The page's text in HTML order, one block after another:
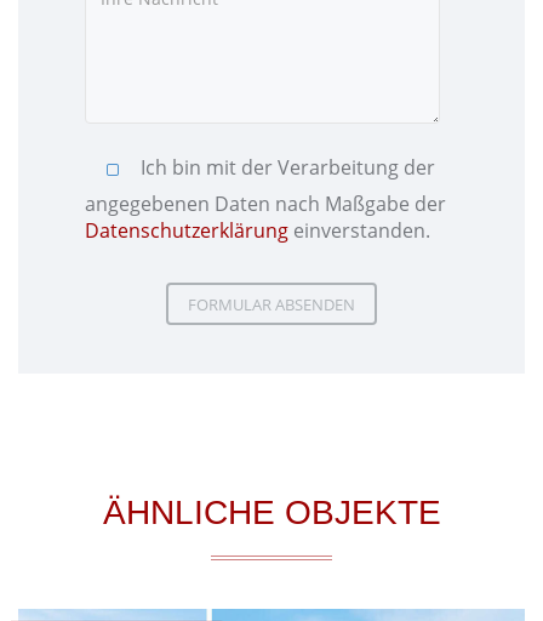
Ich bin mit der Verarbeitung der
angegebenen Daten nach Maßgabe der
Datenschutzerklärung einverstanden.
Please leave this field empty.
Please leave this field empty.
ÄHNLICHE OBJEKTE